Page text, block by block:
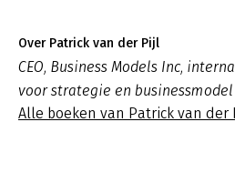
Over Patrick van der Pijl
CEO, Business Models Inc,
voor strategie en
Alle boeken van Patrick van der